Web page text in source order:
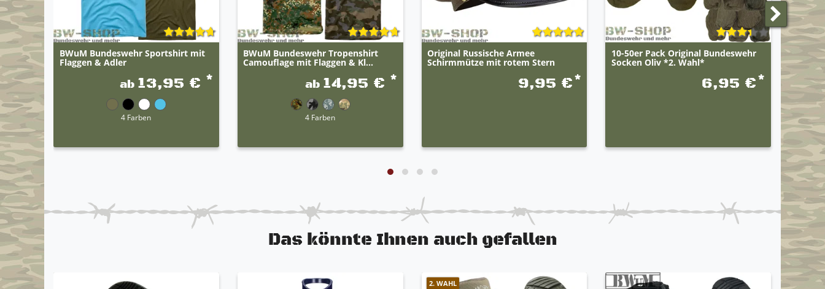
BWuM Bundeswehr Sportshirt mit
Flaggen & Adler
ab 13,95 € *
4 Farben
BWuM Bundeswehr Tropenshirt
Camouflage mit Flaggen & Kl...
ab 14,95 € *
4 Farben
Original Russische Armee
Schirmmütze mit rotem Stern
9,95 €*
10-50er Pack Original Bundeswehr
Socken Oliv *2. Wahl*
6,95 €*
Das könnte Ihnen auch gefallen
2. WAHL